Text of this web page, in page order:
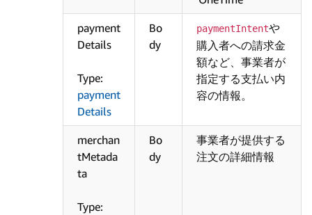
payment
Details
Type:
payment
Details
Bo
dy
paymentIntentや
購入者への請求金
額など、事業者が
指定する支払い内
容の情報。
merchan
tMetada
ta
Type:
Bo
dy
事業者が提供する
注文の詳細情報